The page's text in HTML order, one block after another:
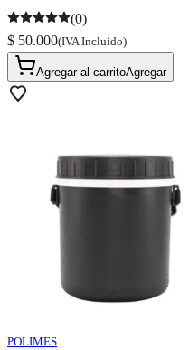
(0)
$ 50.000(IVA Incluido)
Agregar al carritoAgregar
POLIMES